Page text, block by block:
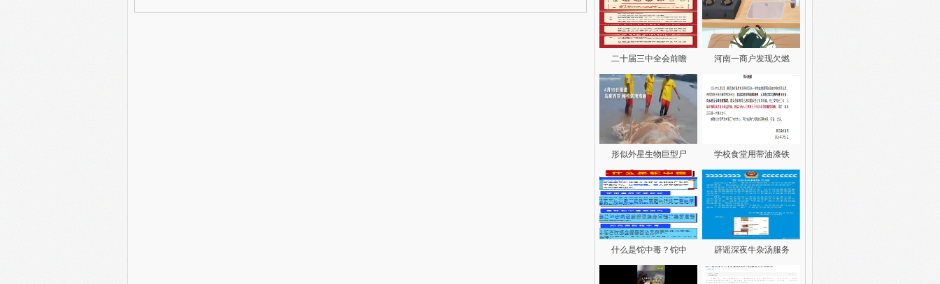
二十届三中全会前瞻 河南一商户发现欠燃
形似外星生物巨型尸 学校食堂用带油漆铁
什么是铊中毒？铊中 辟谣深夜牛杂汤服务